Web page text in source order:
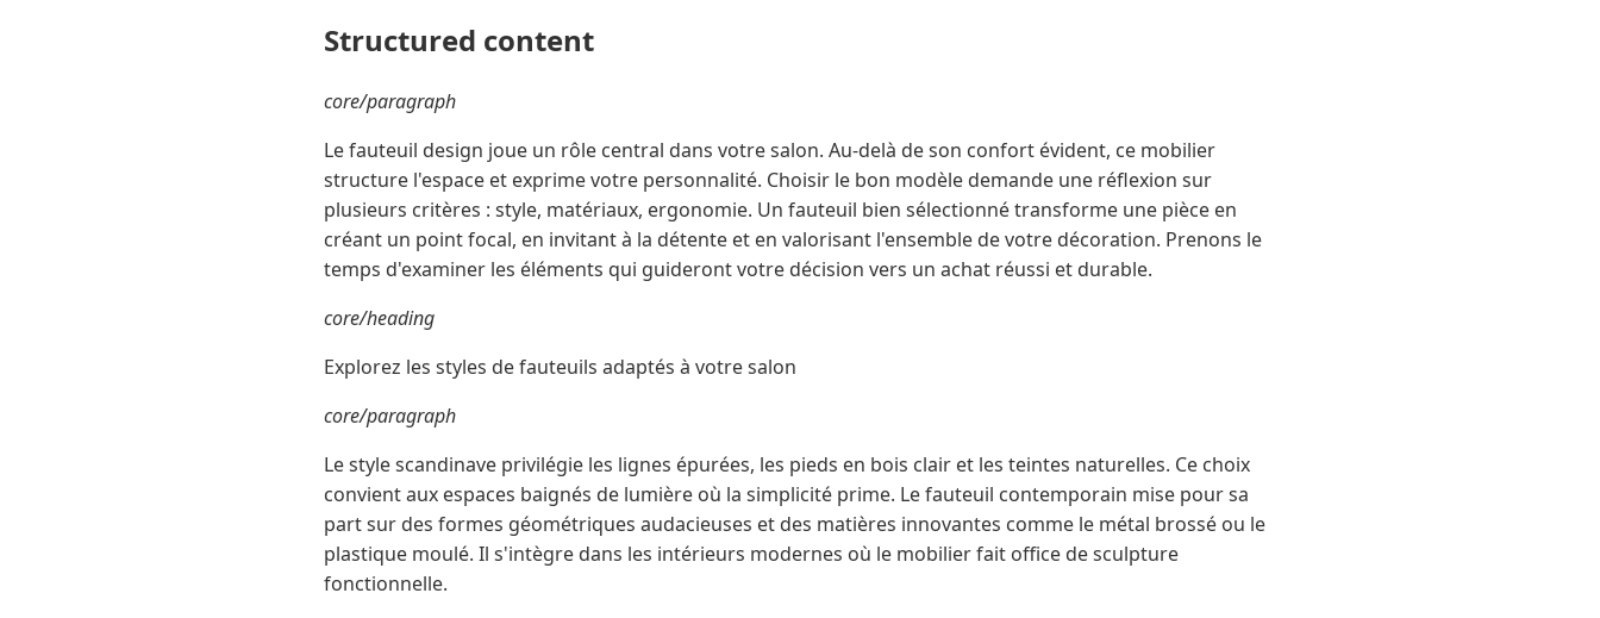
Structured content
core/paragraph
Le fauteuil design joue un rôle central dans votre salon. Au-delà de son confort évident, ce mobilier
structure l'espace et exprime votre personnalité. Choisir le bon modèle demande une réflexion sur
plusieurs critères : style, matériaux, ergonomie. Un fauteuil bien sélectionné transforme une pièce en
créant un point focal, en invitant à la détente et en valorisant l'ensemble de votre décoration. Prenons le
temps d'examiner les éléments qui guideront votre décision vers un achat réussi et durable.
core/heading
Explorez les styles de fauteuils adaptés à votre salon
core/paragraph
Le style scandinave privilégie les lignes épurées, les pieds en bois clair et les teintes naturelles. Ce choix
convient aux espaces baignés de lumière où la simplicité prime. Le fauteuil contemporain mise pour sa
part sur des formes géométriques audacieuses et des matières innovantes comme le métal brossé ou le
plastique moulé. Il s'intègre dans les intérieurs modernes où le mobilier fait office de sculpture
fonctionnelle.